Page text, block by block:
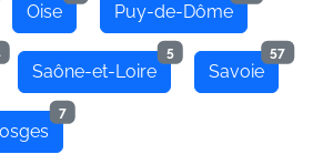
Oise Puy-de-Dôme
Saône-et-Loire
5
Savoie
57
7